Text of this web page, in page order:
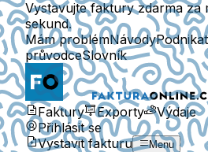
Vystavujte faktury zdarma za
sekund.
Mám problémNávody
průvodceSlovník
Faktury Exporty
Výdaje
Přihlásit se
Vystavit fakturu
Menu